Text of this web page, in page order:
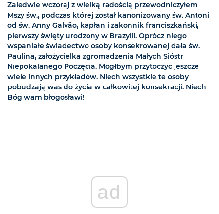
Zaledwie wczoraj z wielką radością przewodniczyłem
Mszy św., podczas której został kanonizowany św. Antoni
od św. Anny Galvăo, kapłan i zakonnik franciszkański,
pierwszy święty urodzony w Brazylii. Oprócz niego
wspaniałe świadectwo osoby konsekrowanej dała św.
Paulina, założycielka zgromadzenia Małych Sióstr
Niepokalanego Poczęcia. Mógłbym przytoczyć jeszcze
wiele innych przykładów. Niech wszystkie te osoby
pobudzają was do życia w całkowitej konsekracji. Niech
Bóg wam błogosławi!
ad